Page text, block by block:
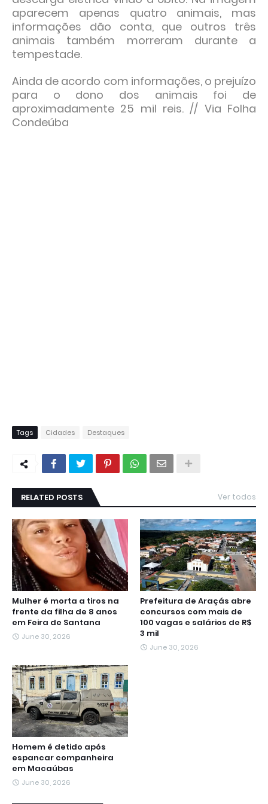
aparecem apenas quatro animais, mas
informações dão conta, que outros três
animais também morreram durante a
tempestade.
Ainda de acordo com informações, o prejuízo
para o dono dos animais foi de
aproximadamente 25 mil reis. // Via Folha
Condeúba
Tags Cidades Destaques
RELATED POSTS Ver todos
Mulher é morta a tiros na
frente da filha de 8 anos
em Feira de Santana
June 30, 2026
Prefeitura de Araçás abre
concursos com mais de
100 vagas e salários de R$
3 mil
June 30, 2026
Homem é detido após
espancar companheira
em Macaúbas
June 30, 2026